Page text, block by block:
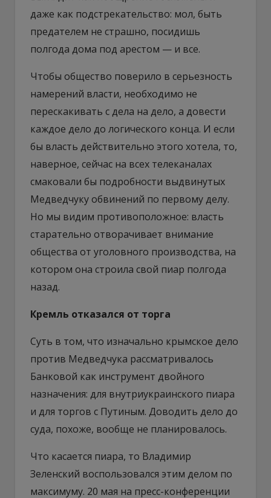
даже как подстрекательство: мол, быть
предателем не страшно, посидишь
полгода дома под арестом — и все.
Чтобы общество поверило в серьезность
намерений власти, необходимо не
перескакивать с дела на дело, а довести
каждое дело до логического конца. И если
бы власть действительно этого хотела, то,
наверное, сейчас на всех телеканалах
смаковали бы подробности выдвинутых
Медведчуку обвинений по первому делу.
Но мы видим противоположное: власть
старательно отворачивает внимание
общества от уголовного производства, на
котором она строила свой пиар полгода
назад.
Кремль отказался от торга
Суть в том, что изначально крымское дело
против Медведчука рассматривалось
Банковой как инструмент двойного
назначения: для внутриукраинского пиара
и для торгов с Путиным. Доводить дело до
суда, похоже, вообще не планировалось.
Что касается пиара, то Владимир
Зеленский воспользовался этим делом по
максимуму. 20 мая на пресс-конференции